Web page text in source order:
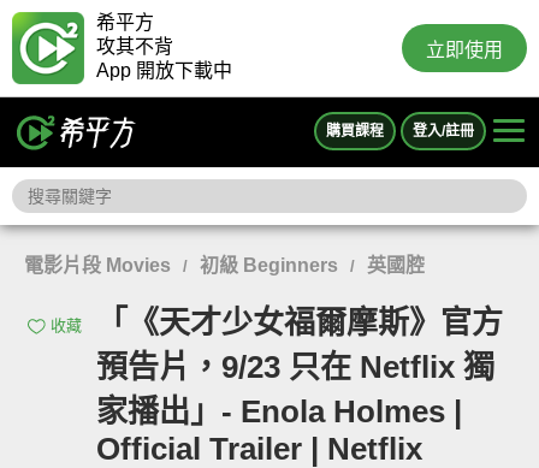
希平方
攻其不背
App 開放下載中
立即使用
購買課程 登入/註冊
電影片段 Movies / 初級 Beginners / 英國腔
收藏
「《天才少女福爾摩斯》官方
預告片，9/23 只在 Netflix 獨
家播出」- Enola Holmes |
Official Trailer | Netflix